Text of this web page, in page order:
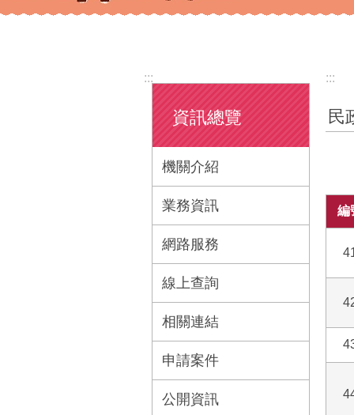
:::
資訊總覽
機關介紹
業務資訊
網路服務
線上查詢
相關連結
申請案件
公開資訊
:::
民
編